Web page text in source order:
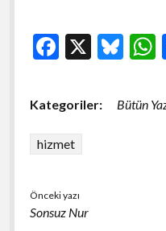
F
e
o
k
X Bl
es
Kategoriler: Bütün
hizmet
Önceki yazı
Sonsuz Nur